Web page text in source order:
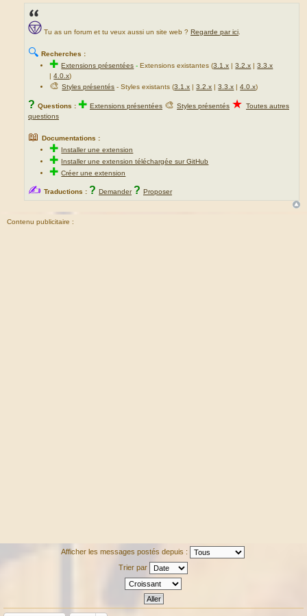
Tu as un forum et tu veux aussi un site web ? Regarde par ici.
🔍 Recherches :
✚Extensions présentées - Extensions existantes (3.1.x |3.2.x |3.3.x
|4.0.x)
🎨Styles présentés - Styles existants (3.1.x |3.2.x |3.3.x |4.0.x)
? Questions : ✚ Extensions présentées 🎨 Styles présentés ★ Toutes autres
questions
📖 Documentations :
✚ Installer une extension
✚ Installer une extension téléchargée sur GitHub
✚Créer une extension
✍ Traductions : ? Demander ? Proposer
Contenu publicitaire :
Afficher les messages postés depuis :
Trier par